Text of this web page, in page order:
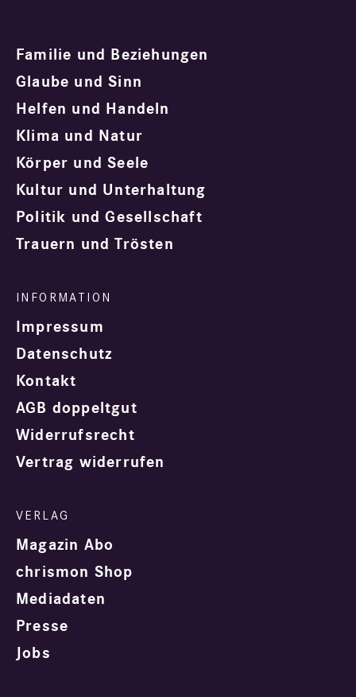
Familie und Beziehungen
Glaube und Sinn
Helfen und Handeln
Klima und Natur
Körper und Seele
Kultur und Unterhaltung
Politik und Gesellschaft
Trauern und Trösten
Impressum
Datenschutz
Kontakt
AGB doppeltgut
Widerrufsrecht
Vertrag widerrufen
Magazin Abo
chrismon Shop
Mediadaten
Presse
Jobs